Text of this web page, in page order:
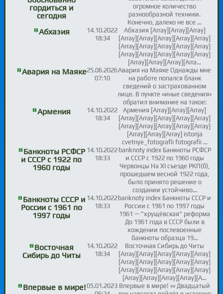
гордиться и
сегодня
огромное количество
разнообразной техники.
Конечно, далеко не все …
Абхазия
14.10.2022
18:34
Абхазия [Array][Array][Array]
[Array][Array][Array][Array][Array]
[Array][Array][Array][Array][Array]
[Array][Array][Array][Array][Array]
[Array][Array][Array][Arra…
Авария на Маяке25.06.2026
07:10
Авария на Маяке Однажды мне
на работе попался бланк
сведений о застрахованном
лице. В пункте «иные сведения»
обратил внимание на такое:
Армения
14.10.2022
18:34
Армения [Array][Array][Array]
[Array][Array][Array][Array][Array]
[Array][Array][Array][Array][Array]
[Array][Array][Array] istorija
cvetnye_fotografii fotografii …
Банкноты РСФСР
и СССР с 1922 по
1960 годы
14.10.2022
18:33
banknoty index Банкноты РСФСР
и СССР с 1922 по 1960 годы
Червонцы На XI съезде РКП(б),
прошедшем весной 1922 года,
было принято решение о
создании устойчиво…
Банкноты СССР и
России с 1961 по
1997 годы
14.10.2022
18:33
banknoty index Банкноты СССР и
России с 1961 по 1997 годы
1961 — "хрущёвская" реформа
До 1961 года в СССР были в
хождении послевоенные
банкноты образца 19…
Восточная
Сибирь до Читы
14.10.2022
18:34
Восточная Сибирь до Читы
[Array][Array][Array][Array][Array]
[Array][Array][Array][Array][Array]
[Array][Array][Array][Array][Array]
[Array][Array][Array][Array][A…
Впервые в мире!05.01.2023 Впервые в мире! «» Двадцатый